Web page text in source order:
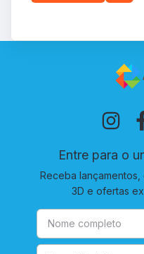
Entre para o
Receba
3D e ofertas